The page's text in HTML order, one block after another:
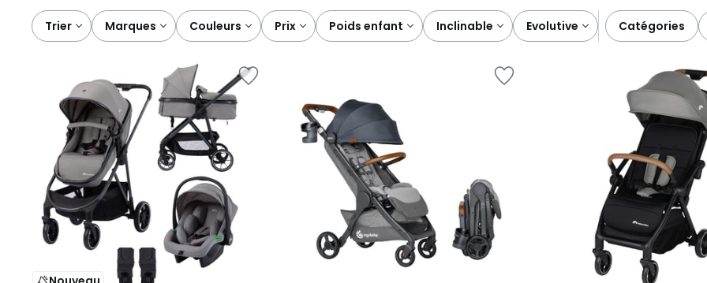
Trier
marques couleurs prix poids enfant inclinable evolutive catégories